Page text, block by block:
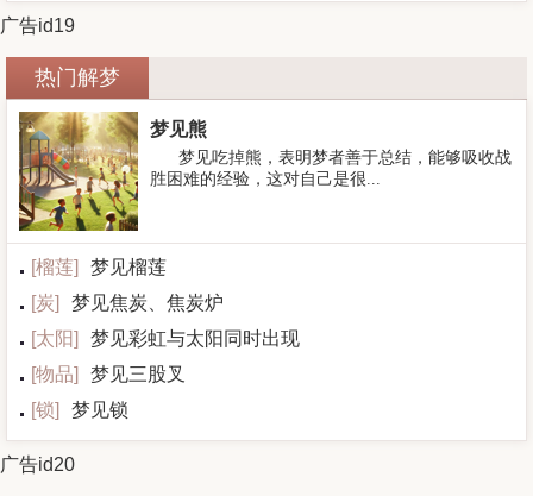
广告id19
热门解梦
梦见熊
梦见吃掉熊，表明梦者善于总结，能够吸收战
胜困难的经验，这对自己是很...
[榴莲]
梦见榴莲
[炭]
梦见焦炭、焦炭炉
[太阳]
梦见彩虹与太阳同时出现
[物品]
梦见三股叉
[锁] 梦见锁
广告id20